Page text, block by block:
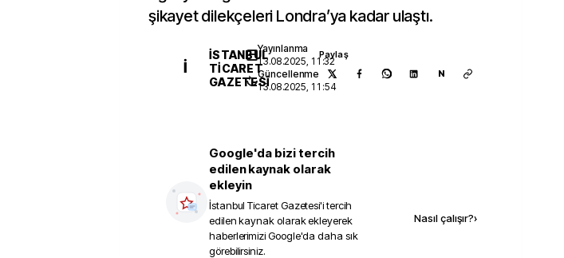
şikayet dilekçeleri Londra’ya kadar ulaştı.
İ
İSTANBUL
TICARET
GAZETESI
Yayınlanma
13.08.2025, 11:32
Güncellenme
13.08.2025, 11:54
Paylaş
N
Google'da bizi tercih
edilen kaynak olarak
ekleyin
İstanbul Ticaret Gazetesi'i tercih
edilen kaynak olarak ekleyerek
haberlerimizi Google'da daha sık
görebilirsiniz.
Nasıl çalışır?›